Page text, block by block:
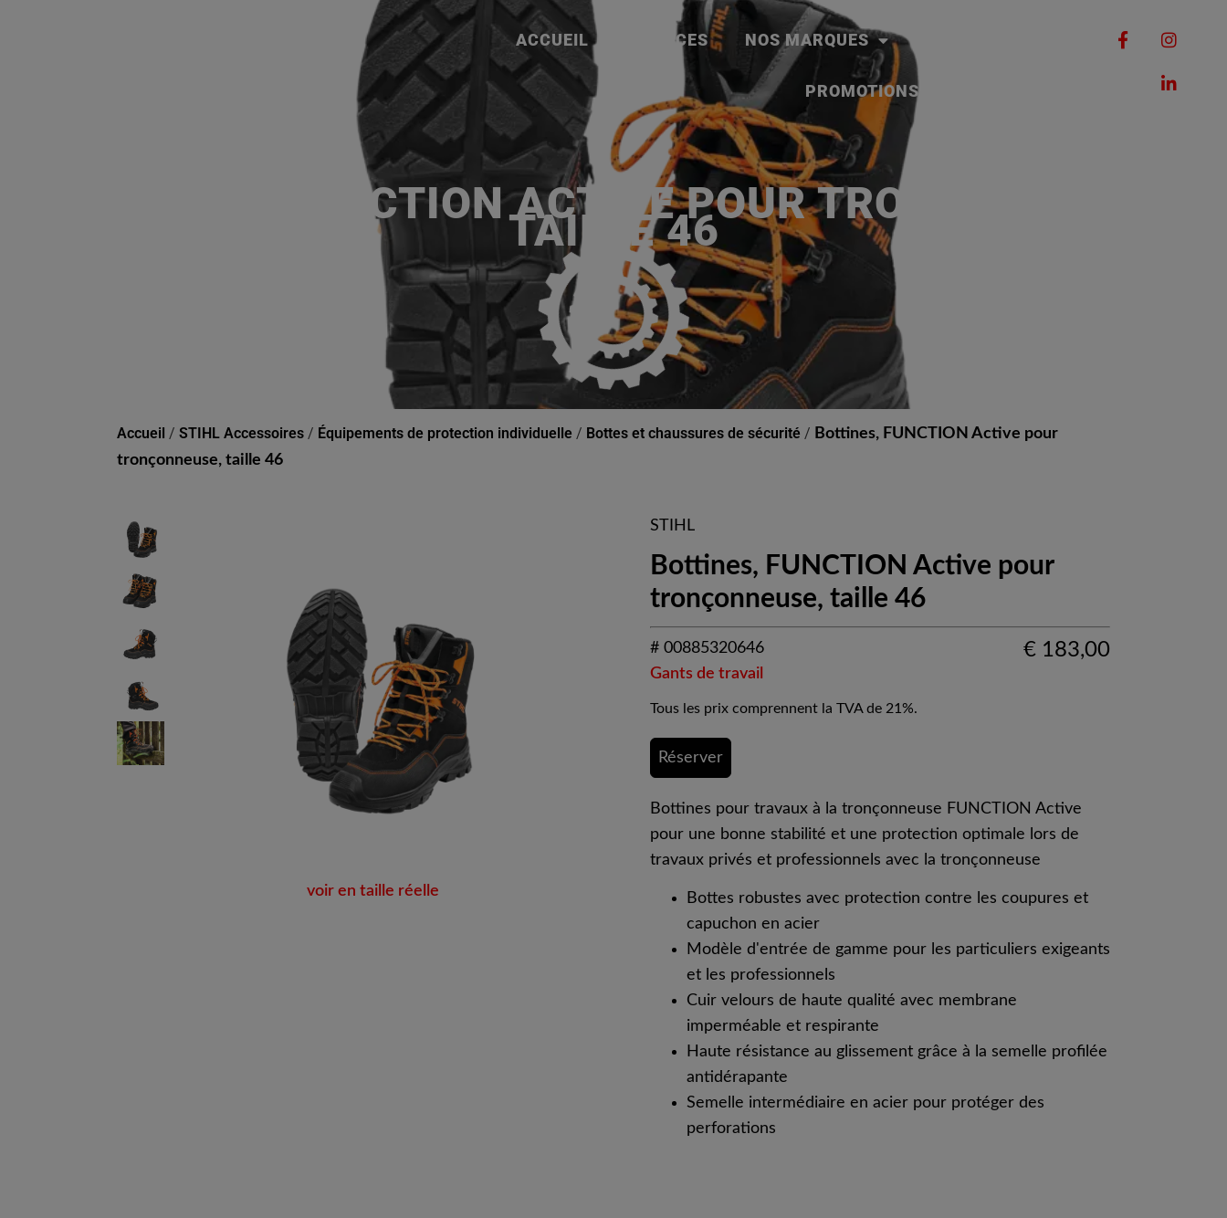
ACCUEIL SERVICES NOS MARQUES
PROMOTIONS
BOTTINES, FUNCTION ACTIVE POUR TRONÇONNEUSE,
TAILLE 46
Accueil / STIHL Accessoires / Équipements de protection individuelle / Bottes et chaussures de sécurité / Bottines, FUNCTION Active pour
tronçonneuse, taille 46
voir en taille réelle
STIHL
Bottines, FUNCTION Active pour
tronçonneuse, taille 46
# 00885320646
Gants de travail
€ 183,00
Tous les prix comprennent la TVA de 21%.
Réserver
Bottines pour travaux à la tronçonneuse FUNCTION Active
pour une bonne stabilité et une protection optimale lors de
travaux privés et professionnels avec la tronçonneuse
Bottes robustes avec protection contre les coupures et
capuchon en acier
Modèle d'entrée de gamme pour les particuliers exigeants
et les professionnels
Cuir velours de haute qualité avec membrane
imperméable et respirante
Haute résistance au glissement grâce à la semelle profilée
antidérapante
Semelle intermédiaire en acier pour protéger des
perforations